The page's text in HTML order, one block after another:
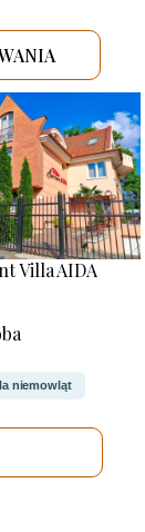
Villa AIDA
niemowląt